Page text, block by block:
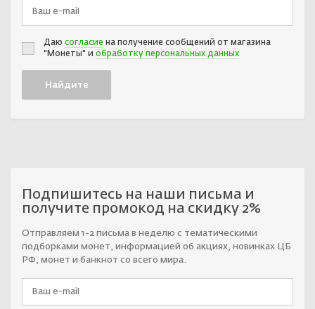
Даю согласие на получение сообщений от магазина
"Монеты" и обработку персональных данных
Подпишитесь на наши письма и
получите промокод на скидку 2%
Отправляем 1-2 письма в неделю с тематическими
подборками монет, информацией об акциях, новинках ЦБ
РФ, монет и банкнот со всего мира.